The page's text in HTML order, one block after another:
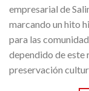
empresarial de
marcando un hito
para las
dependido de este
preservación